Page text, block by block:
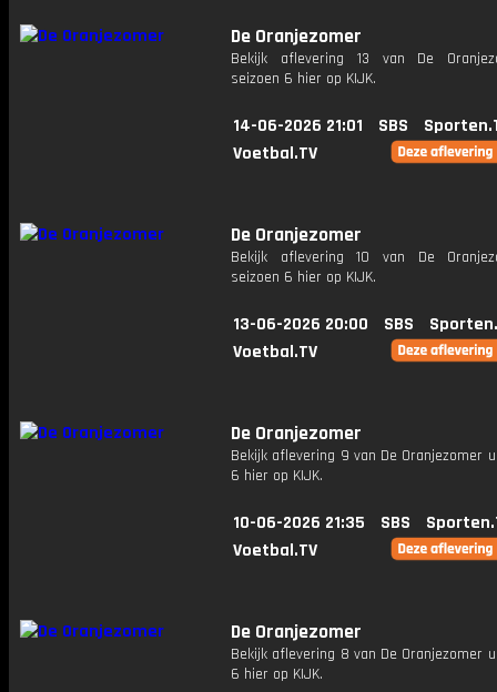
De Oranjezomer
Bekijk aflevering 13 van De
seizoen 6 hier op KIJK.
14-06-2026 21:01 SBS
Voetbal.TV
De Oranjezomer
Bekijk aflevering 10 van De
seizoen 6 hier op KIJK.
13-06-2026 20:00 SBS
Voetbal.TV
De Oranjezomer
Bekijk aflevering 9 van De Oranjezomer
6 hier op KIJK.
10-06-2026 21:35 SBS
Voetbal.TV
De Oranjezomer
Bekijk aflevering 8 van De Oranjezomer
6 hier op KIJK.